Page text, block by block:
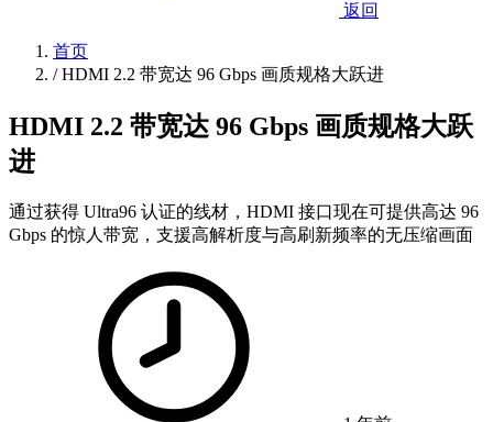
返回
首页
/ HDMI 2.2 带宽达 96 Gbps 画质规格大跃进
HDMI 2.2 带宽达 96 Gbps 画质规格大跃
进
通过获得 Ultra96 认证的线材，HDMI 接口现在可提供高达 96
Gbps 的惊人带宽，支援高解​​析度与高刷新频率的无压缩画面